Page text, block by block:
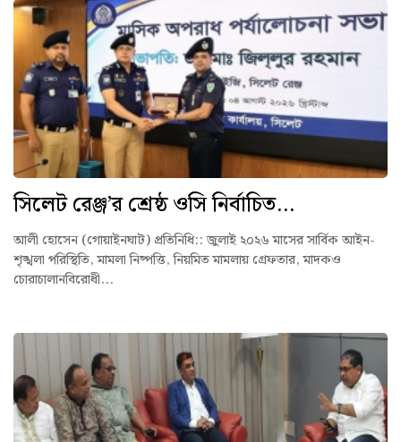
সিলেট রেঞ্জ’র শ্রেষ্ঠ ওসি নির্বাচিত...
আলী হোসেন (গোয়াইনঘাট) প্রতিনিধি:: ‎জুলাই ২০২৬ মাসের সার্বিক আইন-
শৃঙ্খলা পরিস্থিতি, মামলা নিষ্পত্তি, নিয়মিত মামলায় গ্রেফতার, মাদকও
চোরাচালানবিরোধী...